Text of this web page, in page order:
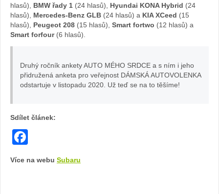
hlasů), BMW řady 1 (24 hlasů), Hyundai KONA Hybrid (24
hlasů), Mercedes-Benz GLB (24 hlasů) a KIA XCeed (15
hlasů), Peugeot 208 (15 hlasů), Smart fortwo (12 hlasů) a
Smart forfour(6 hlasů).
Druhý ročník ankety AUTO MÉHO SRDCE a s ním i jeho
přidružená anketa pro veřejnost DÁMSKÁ AUTOVOLENKA
odstartuje v listopadu 2020. Už teď se na to těšíme!
Sdílet článek:
Více na webu Subaru